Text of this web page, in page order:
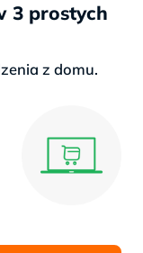
3 prostych
z domu.